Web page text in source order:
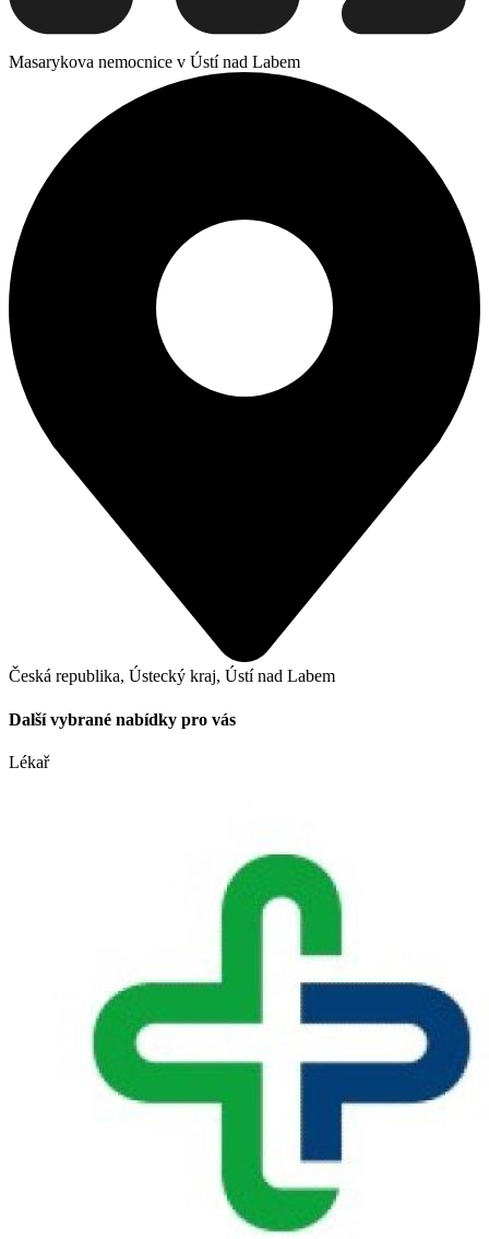
Masarykova nemocnice v Ústí nad Labem
Česká republika, Ústecký kraj, Ústí nad Labem
Další vybrané nabídky pro vás
Lékař